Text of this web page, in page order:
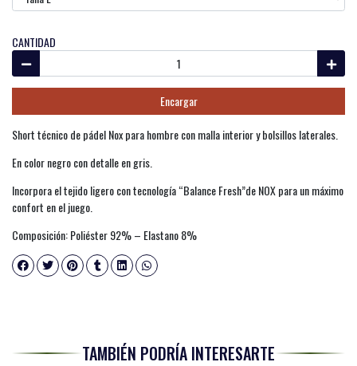
CANTIDAD
Encargar
Short técnico de pádel Nox para hombre con malla interior y bolsillos laterales.
En color negro con detalle en gris.
Incorpora el tejido ligero con tecnología “Balance Fresh”de NOX para un máximo
confort en el juego.
Composición: Poliéster 92% – Elastano 8%
TAMBIÉN PODRÍA INTERESARTE